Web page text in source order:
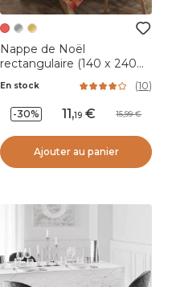
Nappe de Noël
rectangulaire (140 x 240
En stock (10)
-30% 11,19 15,99
Ajouter au panier